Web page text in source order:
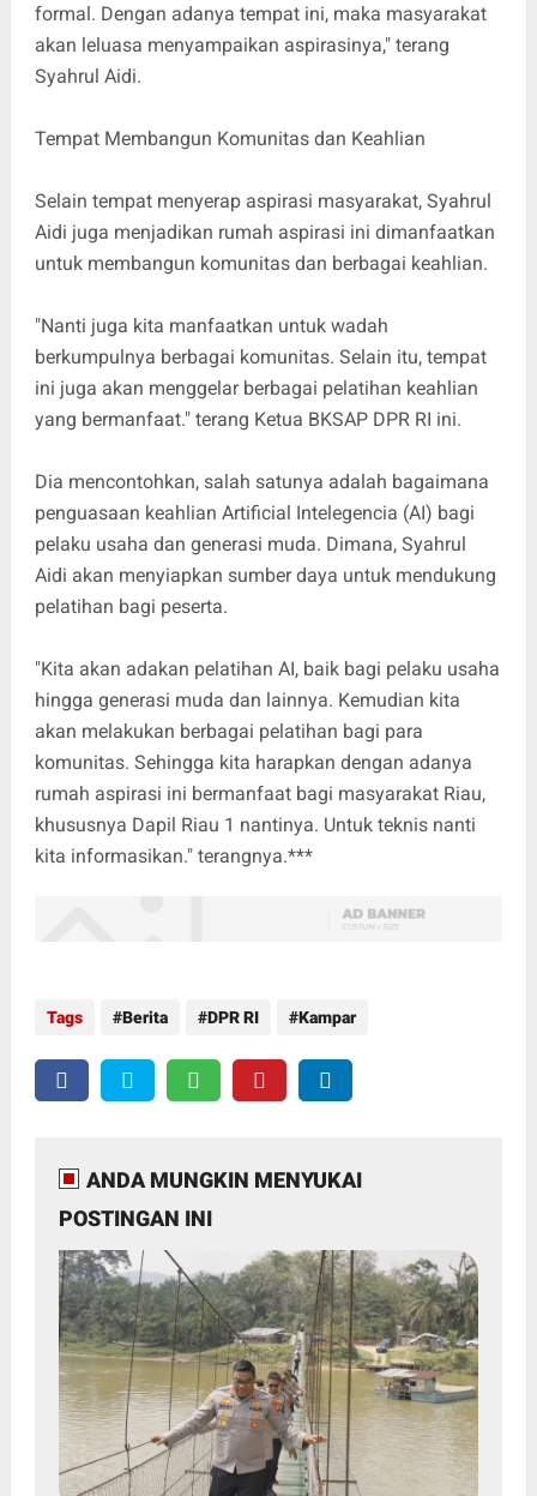
formal. Dengan adanya tempat ini, maka masyarakat
akan leluasa menyampaikan aspirasinya," terang
Syahrul Aidi.
Tempat Membangun Komunitas dan Keahlian
Selain tempat menyerap aspirasi masyarakat, Syahrul
Aidi juga menjadikan rumah aspirasi ini dimanfaatkan
untuk membangun komunitas dan berbagai keahlian.
"Nanti juga kita manfaatkan untuk wadah
berkumpulnya berbagai komunitas. Selain itu, tempat
ini juga akan menggelar berbagai pelatihan keahlian
yang bermanfaat." terang Ketua BKSAP DPR RI ini.
Dia mencontohkan, salah satunya adalah bagaimana
penguasaan keahlian Artificial Intelegencia (AI) bagi
pelaku usaha dan generasi muda. Dimana, Syahrul
Aidi akan menyiapkan sumber daya untuk mendukung
pelatihan bagi peserta.
"Kita akan adakan pelatihan AI, baik bagi pelaku usaha
hingga generasi muda dan lainnya. Kemudian kita
akan melakukan berbagai pelatihan bagi para
komunitas. Sehingga kita harapkan dengan adanya
rumah aspirasi ini bermanfaat bagi masyarakat Riau,
khususnya Dapil Riau 1 nantinya. Untuk teknis nanti
kita informasikan." terangnya.***
Tags Berita DPR RI Kampar
ANDA MUNGKIN MENYUKAI
POSTINGAN INI